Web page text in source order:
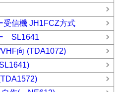
受信機 JH1FCZ方式
SL1641
向 (TDA1072)